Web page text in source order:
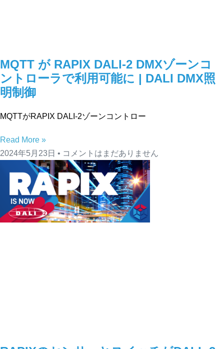
MQTT が RAPIX DALI-2 DMXゾーンコ
ントローラで利用可能に | DALI DMX照
明制御
MQTTがRAPIX DALI-2ゾーンコントロー
Read More »
2024年5月23日
コメントはまだありません